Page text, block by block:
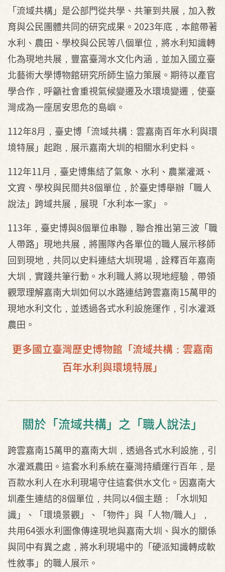
「流域共構」是公部門從共學、共筆到共展，加入教
育與公民團體共同的研究成果。2023年底，本館帶著
水利、農田、學校與公民等八個單位，將水利知識轉
化為現地共展，豐富臺灣水文化內涵，並加入國立臺
北藝術大學博物館研究所師生協力策展。期待以產官
學合作，呼籲社會重視氣候變遷及水環境變遷，使臺
灣成為一座居安思危的島嶼。
112年8月，臺史博「流域共構：雲嘉南百年水利與環
境特展」起跑，展示嘉南大圳的相關水利史料。
112年11月，臺史博集結了氣象、水利、農業灌溉、
文資、學校與民間共8個單位，於臺史博舉辦「職人
說法」跨域共展，展現「水利本一家」。
113年，臺史博與8個單位串聯，聯合推出第三波「職
人帶路」現地共展，將團隊內各單位的職人展示移師
回到現地，共同以史料連結大圳現場，詮釋百年嘉南
大圳，實踐共筆行動。水利職人將以現地經驗，帶領
觀眾理解嘉南大圳如何以水路連結跨雲嘉南15萬甲的
現地水利文化，並透過各式水利設施運作，引水灌溉
農田。
更多國立臺灣歷史博物館「流域共構：雲嘉南
百年水利與環境特展」
關於「流域共構」之「職人說法」
跨雲嘉南15萬甲的嘉南大圳，透過各式水利設施，引
水灌溉農田。這套水利系統在臺灣持續運行百年，是
百款水利人在水利現場守住這套供水文化。因嘉南大
圳產生連結的8個單位，共同以4個主題：「水圳知
識」、「環境景觀」、「物件」與「人物/職人」，
共用64張水利圖像傳達現地與嘉南大圳、與水的關係
與同中有異之處，將水利現場中的「硬派知識轉成軟
性敘事」的職人展示。